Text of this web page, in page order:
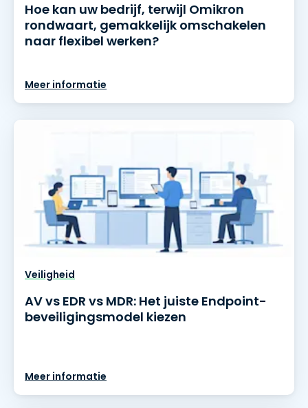
Hoe kan uw bedrijf, terwijl Omikron
rondwaart, gemakkelijk omschakelen
naar flexibel werken?
Meer informatie
Veiligheid
AV vs EDR vs MDR: Het juiste Endpoint-
beveiligingsmodel kiezen
Meer informatie